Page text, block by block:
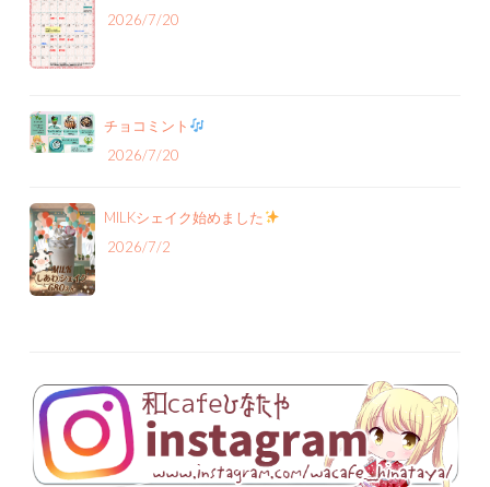
2026/7/20
チョコミント
2026/7/20
MILKシェイク始めました
2026/7/2